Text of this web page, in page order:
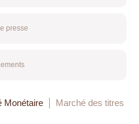
presse
Monétaire Marché des titres